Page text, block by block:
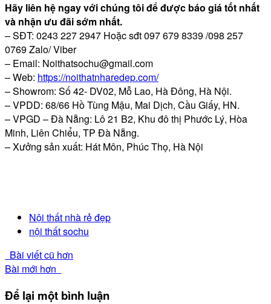
Hãy liên hệ ngay với chúng tôi để được báo giá tốt nhất
và nhận ưu đãi sớm nhất.
– SĐT: 0243 227 2947 Hoặc sđt 097 679 8339 /098 257
0769 Zalo/ Viber
– Email: Noithatsochu@gmail.com
– Web: https://noithatnharedep.com/
– Showrom: Số 42- DV02, Mỗ Lao, Hà Đông, Hà Nội.
– VPDD: 68/66 Hồ Tùng Mậu, Mai Dịch, Cầu Giấy, HN.
– VPGD – Đà Nẵng: Lô 21 B2, Khu đô thị Phước Lý, Hòa
Minh, Liên Chiểu, TP Đà Nẵng.
– Xưởng sản xuất: Hát Môn, Phúc Thọ, Hà Nội
Nội thất nhà rẻ đẹp
nội thất sochu
Bài viết cũ hơn
Bài mới hơn
Để lại một bình luận